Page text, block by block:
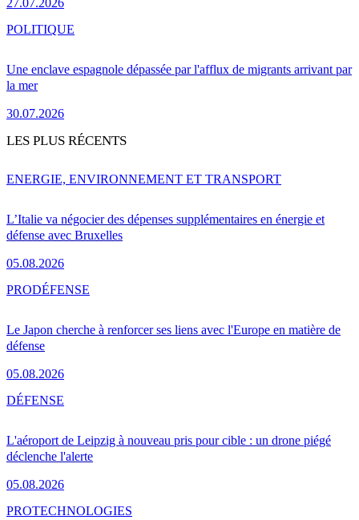
27.07.2026
Une enclave espagnole dépassée par l'afflux de migrants arrivant par
la mer
30.07.2026
POLITIQUE
LES PLUS RÉCENTS
L’Italie va négocier des dépenses supplémentaires en énergie et
défense avec Bruxelles
05.08.2026
ENERGIE, ENVIRONNEMENT ET TRANSPORT
Le Japon cherche à renforcer ses liens avec l'Europe en matière de
défense
05.08.2026
PRODÉFENSE
L'aéroport de Leipzig à nouveau pris pour cible : un drone piégé
déclenche l'alerte
05.08.2026
DÉFENSE
PROTECHNOLOGIES